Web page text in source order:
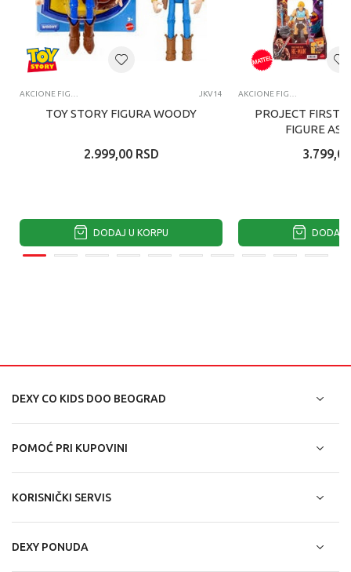
AKCIONE FIGURE I SETOVI JKV14
TOY STORY FIGURA WOODY
2.999,00 RSD
DODAJ U KORPU
AKCIONE FIGURE I SETOVI
PROJECT FIRST
FIGURE
3.799,00
DODAJ
DEXY CO KIDS DOO BEOGRAD
POMOĆ PRI KUPOVINI
KORISNIČKI SERVIS
DEXY PONUDA